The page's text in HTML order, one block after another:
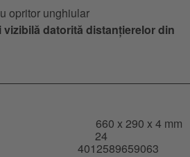
opritor unghiular
vizibilă datorită distanțierelor din
660 x 290 x 4 mm
24
4012589659063